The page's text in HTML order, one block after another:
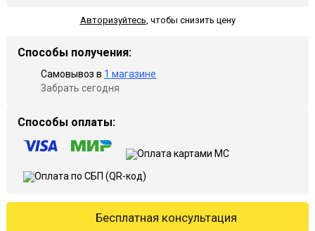
Авторизуйтесь, чтобы снизить цену
Способы получения:
Самовывоз в 1 магазине
Забрать сегодня
Способы оплаты:
Бесплатная консультация